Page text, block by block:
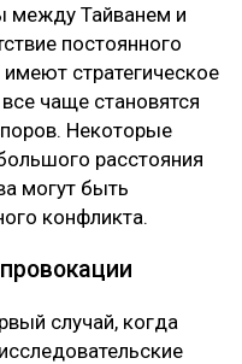
между Тайванем и
постоянного
стратегическое
чаще становятся
Некоторые
расстояния
могут быть
конфликта.
случай, когда